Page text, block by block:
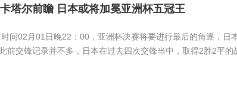
塔尔前瞻 日本或将加冕亚洲杯五冠王
间02月01日晚22：00，亚洲杯决赛将要进行最后的角逐，日
前交锋记录并不多，日本在过去四次交锋当中，取得2胜2平的